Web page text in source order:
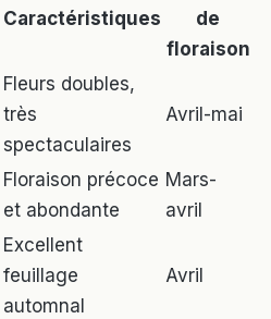
Caractéristiques
de
floraison
Fleurs doubles,
très
spectaculaires
Avril-mai
Floraison précoce
et abondante
Mars-
avril
Excellent
feuillage
automnal
Avril